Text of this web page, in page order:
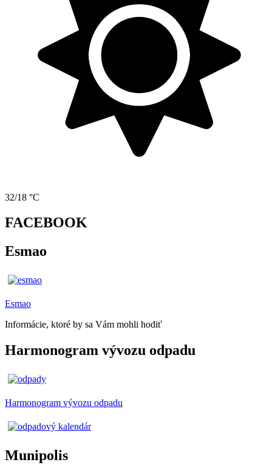
32/18 °C
FACEBOOK
Esmao
Esmao
Informácie, ktoré by sa Vám mohli hodiť
Harmonogram vývozu odpadu
Harmonogram vývozu odpadu
Munipolis